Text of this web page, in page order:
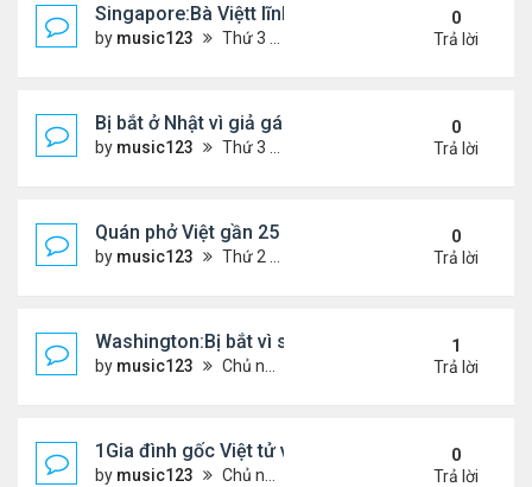
Singapore:Bà Việtt lĩnh án tù vì tội đa phu
by music123 Thứ 3 Tháng 3 03, 2026 5:39 pm
0
Trả lời
Bị bắt ở Nhật vì giả gái lừa 28 đàn ông...
by music123 Thứ 3 Tháng 3 03, 2026 5:36 pm
0
Trả lời
Quán phở Việt gần 25 năm giữ chân thực khách
by music123 Thứ 2 Tháng 3 02, 2026 3:52 pm
0
Trả lời
Washington:Bị bắt vì sát hại mẹ ruột
by music123 Chủ nhật Tháng 3 01, 2026 6:24 pm
1
Trả lời
1Gia đình gốc Việt tử vong ở Mỹ
by music123 Chủ nhật Tháng 3 01, 2026 6:26 pm
0
Trả lời